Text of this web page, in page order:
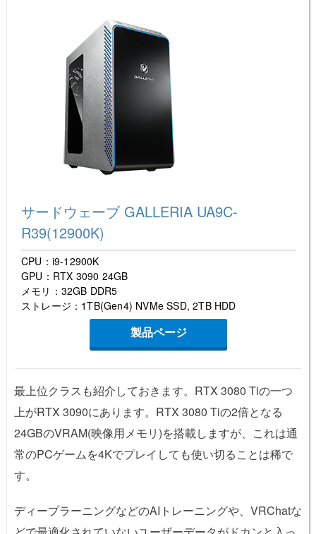
サードウェーブ GALLERIA UA9C-
R39(12900K)
CPU：i9-12900K
GPU：RTX 3090 24GB
メモリ：32GB DDR5
ストレージ：1TB(Gen4) NVMe SSD, 2TB HDD
製品ページ
最上位クラスも紹介しておきます。RTX 3080 Tiの一つ
上がRTX 3090にあります。RTX 3080 Tiの2倍となる
24GBのVRAM(映像用メモリ)を搭載しますが、これは通
常のPCゲームを4Kでプレイしても使い切ることは稀で
す。
ディープラーニングなどのAIトレーニングや、VRChatな